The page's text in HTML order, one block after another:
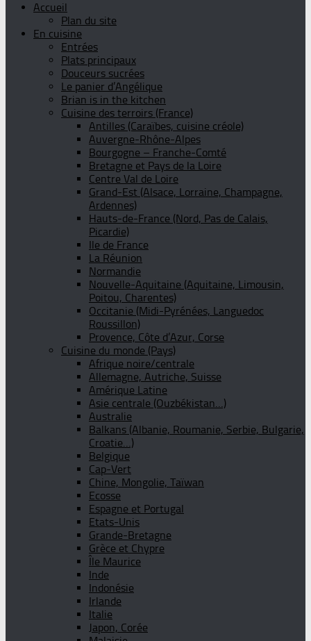
Accueil
Plan du site
En cuisine
Entrées
Plats principaux
Douceurs sucrées
Le panier d’Angélique
Brian is in the kitchen
Cuisine des terroirs (France)
Antilles (Caraïbes, cuisine créole)
Auvergne-Rhône-Alpes
Bourgogne – Franche-Comté
Bretagne et Pays de la Loire
Centre Val de Loire
Grand-Est (Alsace, Lorraine, Champagne,
Ardennes)
Hauts-de-France (Nord, Pas de Calais,
Picardie)
Ile de France
La Réunion
Normandie
Nouvelle-Aquitaine (Aquitaine, Limousin,
Poitou, Charentes)
Occitanie (Midi-Pyrénées, Languedoc
Roussillon)
Provence, Côte d’Azur, Corse
Cuisine du monde (Pays)
Afrique noire/centrale
Allemagne, Autriche, Suisse
Amérique Latine
Asie centrale (Ouzbékistan…)
Australie
Balkans (Albanie, Roumanie, Serbie, Bulgarie,
Croatie…)
Belgique
Cap-Vert
Chine, Mongolie, Taïwan
Ecosse
Espagne et Portugal
Etats-Unis
Grande-Bretagne
Grèce et Chypre
Île Maurice
Inde
Indonésie
Irlande
Italie
Japon, Corée